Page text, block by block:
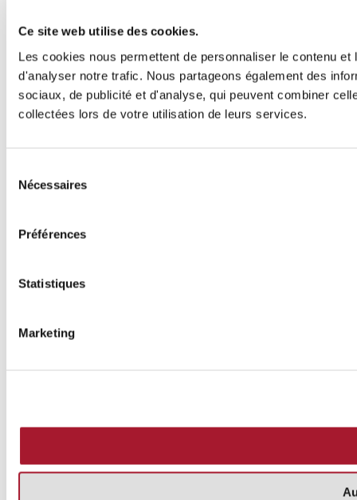
Ce site web utilise des cookies.
Les cookies nous permettent de personnaliser le contenu
d'analyser notre trafic. Nous partageons également des
sociaux, de publicité et d'analyse, qui peuvent combiner
collectées lors de votre utilisation de leurs services.
Nécessaires
Préférences
Statistiques
Marketing